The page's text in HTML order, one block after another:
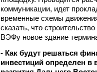
коммуникации, идет
временные схемы
сказать, что
ВЭФу новое здание
- Как будут решаться
инвестиций определен в